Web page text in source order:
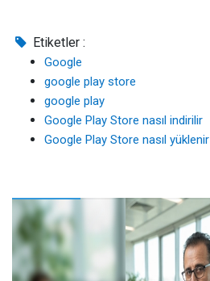
Etiketler :
Google
google play store
google play
Google Play Store nasıl indirilir
Google Play Store nasıl yüklenir